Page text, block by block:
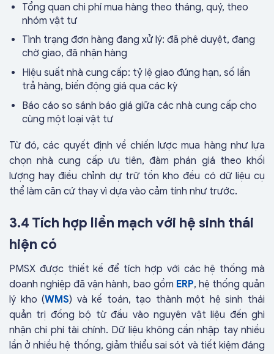
Tổng quan chi phí mua hàng theo tháng, quý, theo
nhóm vật tư
Tình trạng đơn hàng đang xử lý: đã phê duyệt, đang
chờ giao, đã nhận hàng
Hiệu suất nhà cung cấp: tỷ lệ giao đúng hạn, số lần
trả hàng, biến động giá qua các kỳ
Báo cáo so sánh báo giá giữa các nhà cung cấp cho
cùng một loại vật tư
Từ đó, các quyết định về chiến lược mua hàng như lựa
chọn nhà cung cấp ưu tiên, đàm phán giá theo khối
lượng hay điều chỉnh dự trữ tồn kho đều có dữ liệu cụ
thể làm căn cứ thay vì dựa vào cảm tính như trước.
3.4 Tích hợp liền mạch với hệ sinh thái
hiện có
PMSX được thiết kế để tích hợp với các hệ thống mà
doanh nghiệp đã vận hành, bao gồm ERP, hệ thống quản
lý kho (WMS) và kế toán, tạo thành một hệ sinh thái
quản trị đồng bộ từ đầu vào nguyên vật liệu đến ghi
nhận chi phí tài chính. Dữ liệu không cần nhập tay nhiều
lần ở nhiều hệ thống, giảm thiểu sai sót và tiết kiệm đáng